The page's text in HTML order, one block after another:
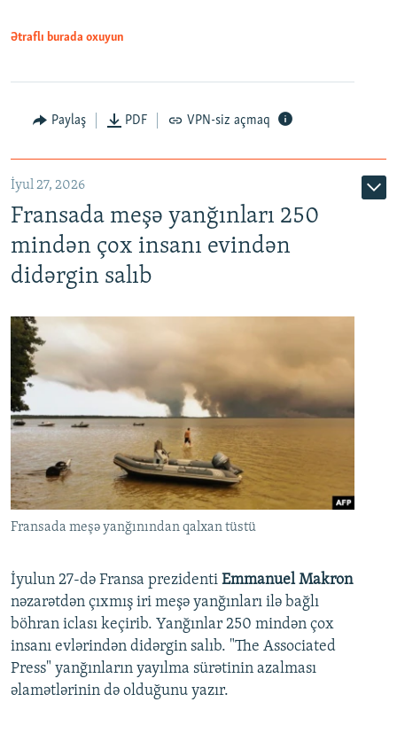
Ətraflı burada oxuyun
Paylaş PDF VPN-siz açmaq
İyul 27, 2026
Fransada meşə yanğınları 250
mindən çox insanı evindən
didərgin salıb
Fransada meşə yanğınından qalxan tüstü
İyulun 27-də Fransa prezidenti Emmanuel Makron
nəzarətdən çıxmış iri meşə yanğınları ilə bağlı
böhran iclası keçirib. Yanğınlar 250 mindən çox
insanı evlərindən didərgin salıb. "The Associated
Press" yanğınların yayılma sürətinin azalması
əlamətlərinin də olduğunu yazır.